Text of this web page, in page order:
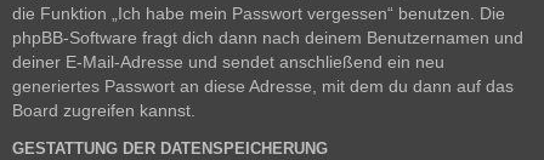
die Funktion „Ich habe mein Passwort vergessen“ benutzen. Die
phpBB-Software fragt dich dann nach deinem Benutzernamen und
deiner E-Mail-Adresse und sendet anschließend ein neu
generiertes Passwort an diese Adresse, mit dem du dann auf das
Board zugreifen kannst.
GESTATTUNG DER DATENSPEICHERUNG